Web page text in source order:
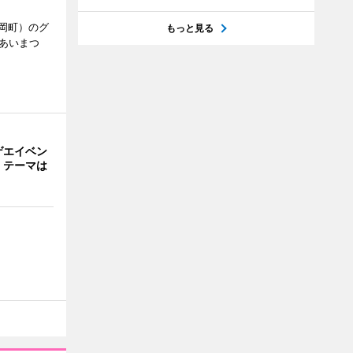
町）のグ
いまつ
エイベン
ーマは
もっと見る